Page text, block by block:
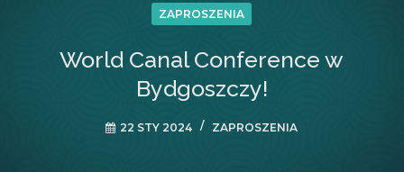
ZAPROSZENIA
World Canal Conference w
Bydgoszczy!
22 STY 2024 ZAPROSZENIA